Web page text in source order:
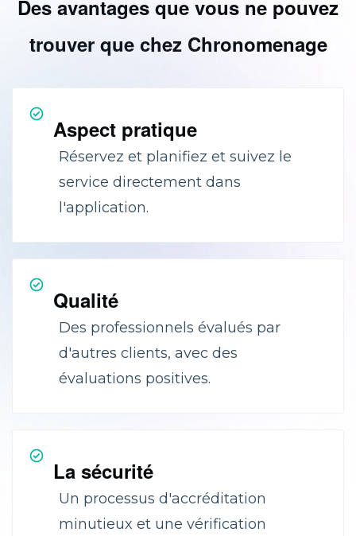
Des avantages que vous ne pouvez
trouver que chez Chronomenage
Aspect pratique
Réservez et planifiez et suivez le
service directement dans
l'application.
Qualité
Des professionnels évalués par
d'autres clients, avec des
évaluations positives.
La sécurité
Un processus d'accréditation
minutieux et une vérification